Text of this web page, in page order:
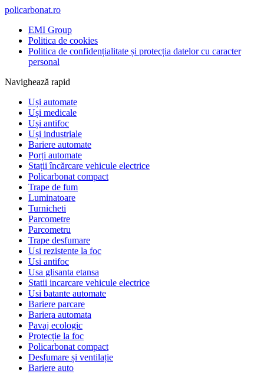
policarbonat.ro
EMI Group
Politica de cookies
Politica de confidențialitate și protecția datelor cu caracter
personal
Navighează rapid
Uși automate
Uși medicale
Uși antifoc
Uși industriale
Bariere automate
Porți automate
Stații încărcare vehicule electrice
Policarbonat compact
Trape de fum
Luminatoare
Turnicheti
Parcometre
Parcometru
Trape desfumare
Usi rezistente la foc
Usi antifoc
Usa glisanta etansa
Statii incarcare vehicule electrice
Usi batante automate
Bariere parcare
Bariera automata
Pavaj ecologic
Protecție la foc
Policarbonat compact
Desfumare și ventilație
Bariere auto